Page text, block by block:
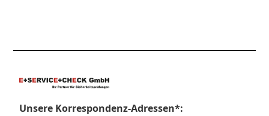
Unsere Korrespondenz-Adressen*: